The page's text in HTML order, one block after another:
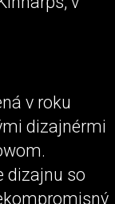
v roku
dizajnérmi
dizajnu so